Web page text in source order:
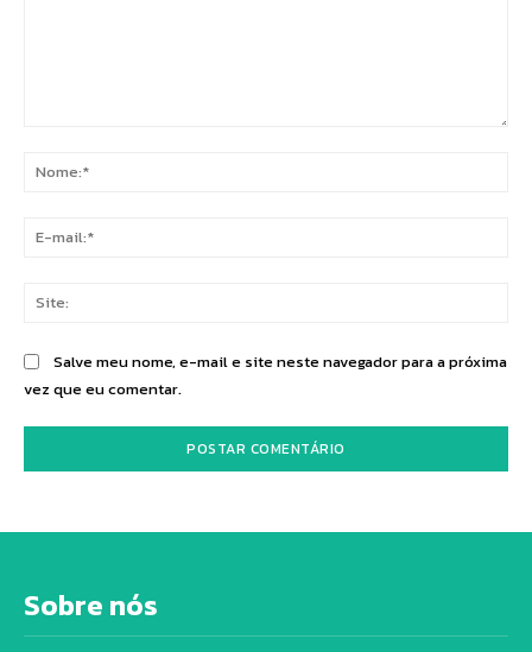
Salve meu nome, e-mail e site neste navegador para a próxima
vez que eu comentar.
Sobre nós